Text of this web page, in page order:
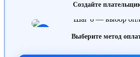
Создайте
Выберите метод